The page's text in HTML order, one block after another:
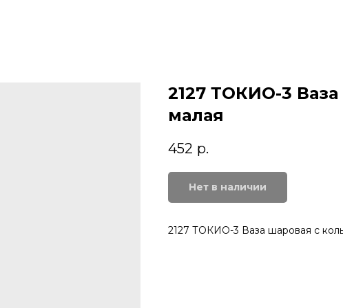
2127 ТОКИО-3
малая
452 р.
Нет в наличии
2127 ТОКИО-3 Ваза шаровая с